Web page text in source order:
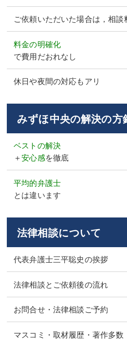
ご依頼いただいた場合は，相
料金の明確化
で費用だおれなし
休日や夜間の対応もアリ
みずほ中央の解決の方
ベストの解決
＋安心感を徹底
平均的弁護士
とは違います
法律相談について
代表弁護士三平聡史の挨拶
法律相談とご依頼後の流れ
お問合せ・法律相談ご予約
マスコミ・取材履歴・著作多数